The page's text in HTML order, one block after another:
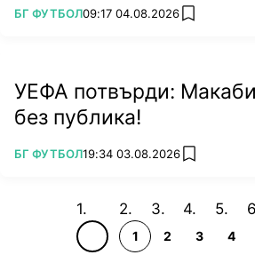
ПОВЕЧЕ ОТ
БГ ФУТБОЛ09:17 04.08.2026 add favorites
УЕФА потвърди:
без публика!
ПОВЕЧЕ ОТ
БГ ФУТБОЛ19:34 03.08.2026 add favorites
1 2 3 4